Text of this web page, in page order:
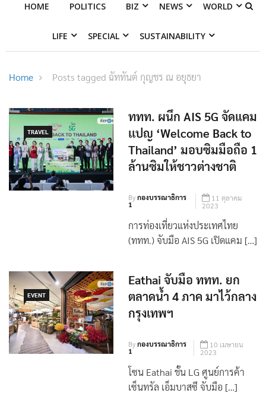
HOME POLITICS BIZ NEWS WORLD
LIFE SPECIAL SUSTAINABILITY
Home Posts tagged ฉัททันต์ กุญชร ณ อยุธยา
TRAVEL
ททท. ผนึก AIS 5G จัดแคม
เเปญ ‘Welcome Back to
Thailand’ มอบซิมมือถือ 1
ล้านซิมให้ชาวต่างชาติ
Byกองบรรณาธิการ
1
11 ตุลาคม
2023
การท่องเที่ยวแห่งประเทศไทย
(ททท.) จับมือ AIS 5G เปิดแคม […]
EVENT
Eathai จับมือ ททท. ยก
ตลาดน้ำ 4 ภาค มาไว้กลาง
กรุงเทพฯ
Byกองบรรณาธิการ
1
10 เมษายน
2023
โซน Eathai ชั้น LG ศูนย์การค้า
เซ็นทรัล เอ็มบาสซี จับมือ […]